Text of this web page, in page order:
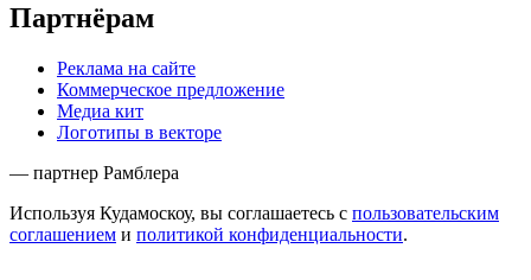
Партнёрам
Реклама на сайте
Коммерческое предложение
Медиа кит
Логотипы в векторе
— партнер Рамблера
Используя Кудамоскоу, вы соглашаетесь с пользовательским
соглашением и политикой конфиденциальности.